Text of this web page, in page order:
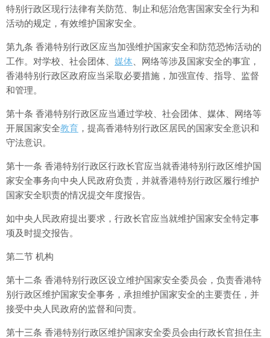
特别行政区现行法律有关防范、制止和惩治危害国家安全行为和
活动的规定，有效维护国家安全。
第九条 香港特别行政区应当加强维护国家安全和防范恐怖活动的
工作。对学校、社会团体、 媒体 、网络等涉及国家安全的事宜，
香港特别行政区政府应当采取必要措施，加强宣传、指导、监督
和管理。
第十条 香港特别行政区应当通过学校、社会团体、媒体、网络等
开展国家安全教育 ，提高香港特别行政区居民的国家安全意识和
守法意识。
第十一条 香港特别行政区行政长官应当就香港特别行政区维护国
家安全事务向中央人民政府负责，并就香港特别行政区履行维护
国家安全职责的情况提交年度报告。
如中央人民政府提出要求，行政长官应当就维护国家安全特定事
项及时提交报告。
第二节 机构
第十二条 香港特别行政区设立维护国家安全委员会，负责香港特
别行政区维护国家安全事务，承担维护国家安全的主要责任，并
接受中央人民政府的监督和问责。
第十三条 香港特别行政区维护国家安全委员会由行政长官担任主